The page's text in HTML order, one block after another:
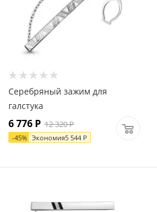
Серебряный зажим для
галстука
6 776Р 12 320Р
-45% Экономия5 544Р